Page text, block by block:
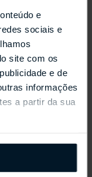
e
sociais e
site com os
e de
informações
a partir da sua
Blue Planet Doué